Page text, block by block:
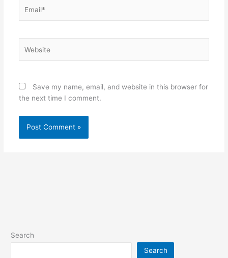
Save my name, email, and website in this browser for
the next time I comment.
Search
Search